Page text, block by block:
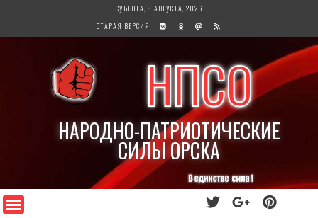
содержимому
СУББОТА, 8 АВГУСТА, 2026
СТАРАЯ ВЕРСИЯ
НПСО
НАРОДНО-ПАТРИОТИЧЕСКИЕ
СИЛЫ ОРСКА